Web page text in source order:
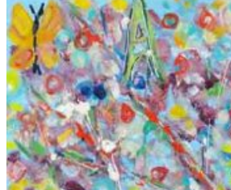
Regards urbains
Regards lointains
La mer
L’artiste
Boutique
Reproductions numériques
Tirages d’arts
Chèques cadeaux
Livres
Actualités
Expositions